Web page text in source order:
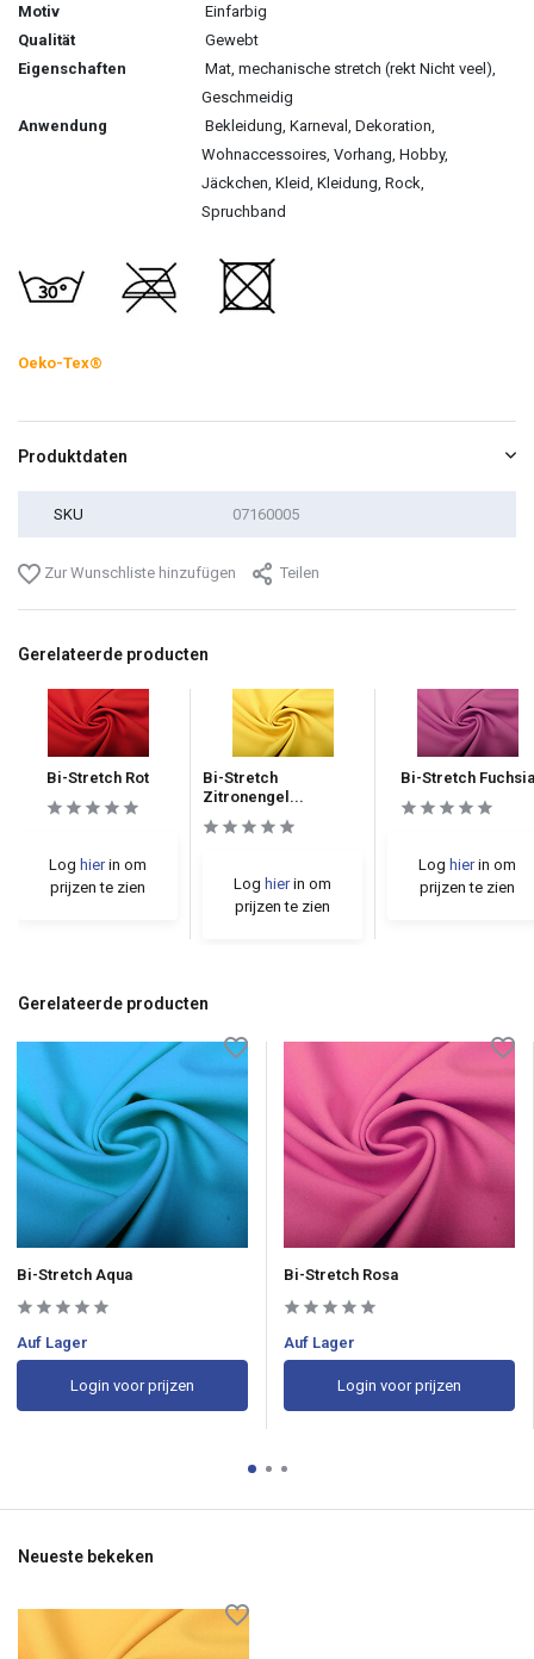
Motiv
Einfarbig
Qualität
Gewebt
Eigenschaften
Mat, mechanische stretch (rekt Nicht veel),
Geschmeidig
Anwendung
Bekleidung, Karneval, Dekoration,
Wohnaccessoires, Vorhang, Hobby,
Jäckchen, Kleid, Kleidung, Rock,
Spruchband
Oeko-Tex®
Produktdaten
SKU 07160005
Zur Wunschliste hinzufügen Teilen
Gerelateerde producten
Bi-Stretch Rot
Log hierin om
prijzen te zien
Bi-Stretch
Zitronengel...
Log hierin om
prijzen te zien
Bi-Stretch Fuchsia
Log hierin om
prijzen te zien
Gerelateerde producten
Bi-Stretch Aqua
Auf Lager
Login voor prijzen
Bi-Stretch Rosa
Auf Lager
Login voor prijzen
Neueste bekeken